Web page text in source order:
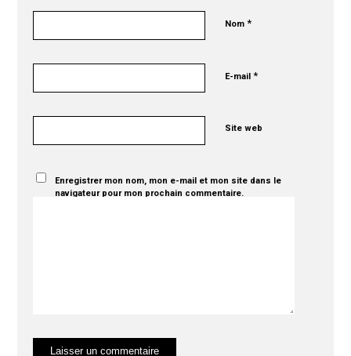
Nom*
E-mail*
Site web
Enregistrer mon nom, mon e-mail et mon site dans le
navigateur pour mon prochain commentaire.